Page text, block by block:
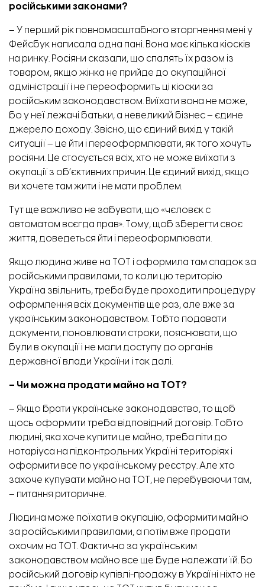
російськими законами?
– У перший рік повномасштабного вторгнення мені у
Фейсбук написала одна пані. Вона має кілька кіосків
на ринку. Росіяни сказали, що спалять їх разом із
товаром, якщо жінка не прийде до окупаційної
адміністрації і не переоформить ці кіоски за
російським законодавством. Виїхати вона не може,
бо у неї лежачі батьки, а невеликий бізнес – єдине
джерело доходу. Звісно, що єдиний вихід у такій
ситуації – це йти і переоформлювати, як того хочуть
росіяни. Це стосується всіх, хто не може виїхати з
окупації з об’єктивних причин. Це єдиний вихід, якщо
ви хочете там жити і не мати проблем.
Тут ще важливо не забувати, що «чєловєк с
автоматом всєгда прав». Тому, щоб зберегти своє
життя, доведеться йти і переоформлювати.
Якщо людина живе на ТОТ і оформила там спадок за
російськими правилами, то коли цю територію
Україна звільнить, треба буде проходити процедуру
оформлення всіх документів ще раз, але вже за
українським законодавством. Тобто подавати
документи, поновлювати строки, пояснювати, що
були в окупації і не мали доступу до органів
державної влади України і так далі.
– Чи можна продати майно на ТОТ?
– Якщо брати українське законодавство, то щоб
щось оформити треба відповідний договір. Тобто
людині, яка хоче купити це майно, треба піти до
нотаріуса на підконтрольних Україні територіях і
оформити все по українському реєстру. Але хто
захоче купувати майно на ТОТ, не перебуваючи там,
– питання риторичне.
Людина може поїхати в окупацію, оформити майно
за російськими правилами, а потім вже продати
охочим на ТОТ. Фактично за українським
законодавством майно все ще буде належати їй. Бо
російський договір купівлі-продажу в Україні ніхто не